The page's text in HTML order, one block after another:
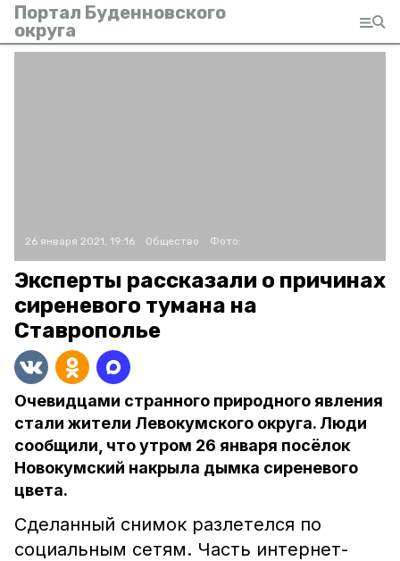
Портал Буденновского
округа
26 января 2021, 19:16 Общество Фото:
Эксперты рассказали о причинах
сиреневого тумана на
Ставрополье
Очевидцами странного природного явления
стали жители Левокумского округа. Люди
сообщили, что утром 26 января посёлок
Новокумский накрыла дымка сиреневого
цвета.
Сделанный снимок разлетелся по
социальным сетям. Часть интернет-